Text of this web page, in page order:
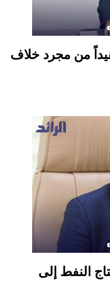
من مجرد خلاف
إنتاج النفط إلى